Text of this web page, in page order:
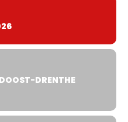
DRENTHE